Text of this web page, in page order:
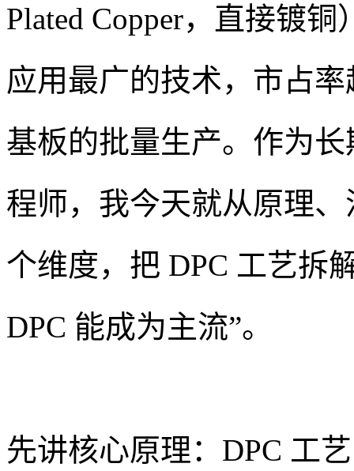
Plated Copper，直接镀
应用最广的技术，市占
基板的批量生产。作为
程师，我今天就从原理
个维度，把 DPC 工艺拆
DPC 能成为主流”。
先讲核心原理：DPC 工